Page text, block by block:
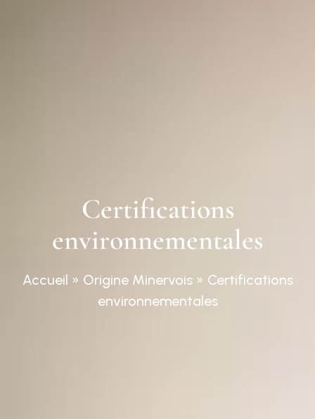
Certifications
environnementales
Accueil » Origine Minervois» Certifications
environnementales